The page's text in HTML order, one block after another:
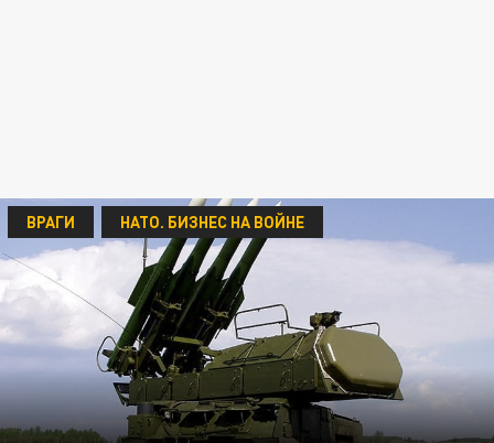
ВРАГИ НАТО. БИЗНЕС НА ВОЙНЕ